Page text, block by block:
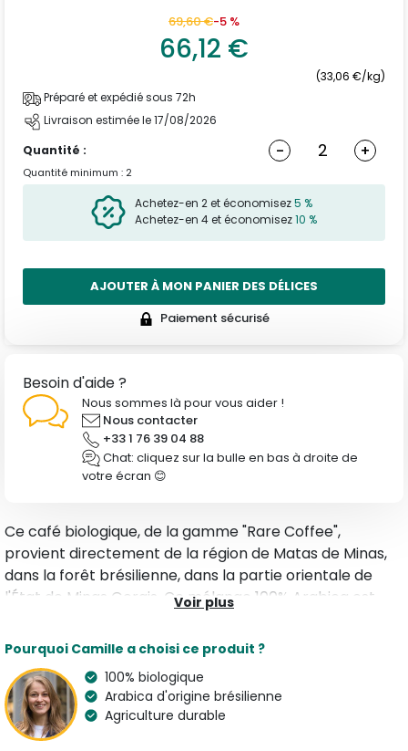
69,60 €-5 %
66,12 €
(33,06 €/kg)
Préparé et expédié sous 72h
Livraison estimée le 17/08/2026
Quantité :
- +
Quantité minimum : 2
Achetez-en 2 et économisez5 %
Achetez-en 4 et économisez10 %
AJOUTER À MON PANIER DES DÉLICES
Paiement sécurisé
Besoin d'aide ?
Nous sommes là pour vous aider !
Nous contacter
+33 1 76 39 04 88
Chat: cliquez sur la bulle en bas à droite de
votre écran 😊
Ce café biologique, de la gamme "Rare Coffee",
provient directement de la région de Matas de Minas,
dans la forêt brésilienne, dans la partie orientale de
l'État de Minas Gerais. Ce mélange 100% Arabica est
une altitude de 1 000 mètres. Le climat doux de la région
en fait un café doux et très peu acide. Dans cette
production, des alternatives écologiques ont été mises
en œuvre afin de cultiver de manière respectueuse de
la terre, comme l'utilisation de panneaux solaires ou la
Voir plus
Pourquoi Camille a choisi ce produit ?
100% biologique
Arabica d'origine brésilienne
Agriculture durable